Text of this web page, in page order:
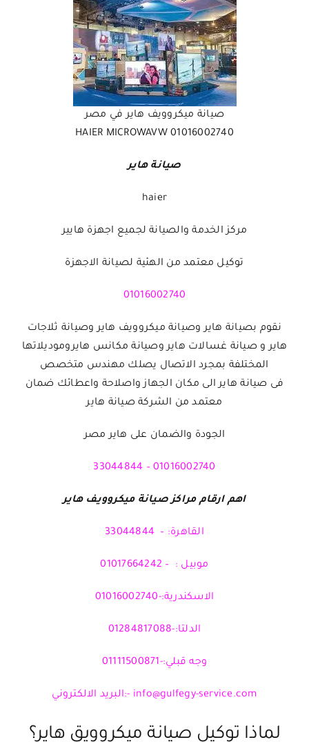
صيانة ميكروويف هاير في مصر
01016002740 HAIER MICROWAVW
صيانة هاير
haier
مركز الخدمة والصيانة لجميع اجهزة هايير
توكيل معتمد من الهئية لصيانة الاجهزة
01016002740
نقوم بصيانة هاير وصيانة ميكروويف هاير وصيانة ثلاجات
هاير و صيانة غسالات هاير وصيانة مكانس هايروموديلاتها
المختلفة بمجرد الاتصال يصلك مهندس متخصص
فى صيانة هايرالى مكان الجهاز واصلاحة واعطائك ضمان
معتمد من الشركة صيانة هاير
الجودة والضمان على هاير مصر
01016002740 – 33044844
اهم ارقام مراكز صيانة ميكروويف هاير
القاهرة: – 33044844
موبيل : – 01017664242
الاسكندرية:-01016002740
الدلتا:-01284817088
وجه قبلي:-01111500871
info@gulfegy-service.com -:البريد الالكتروني
لماذا توكيل صيانة ميكروويق هاير؟